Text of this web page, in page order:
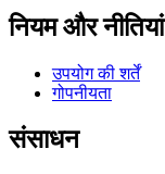
नियम और नीतियां
उपयोग की शर्तें
गोपनीयता
संसाधन